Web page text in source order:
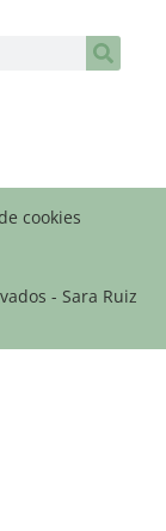
cookies
- Sara Ruiz